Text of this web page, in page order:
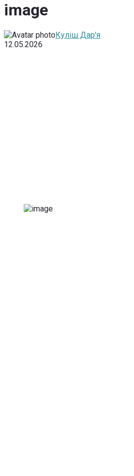
image
Куліш Дар'я
12.05.2026